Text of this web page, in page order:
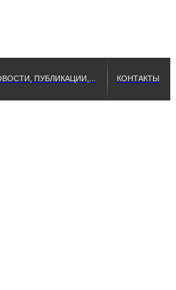
ПУБЛИКАЦИИ,... КОНТАКТЫ